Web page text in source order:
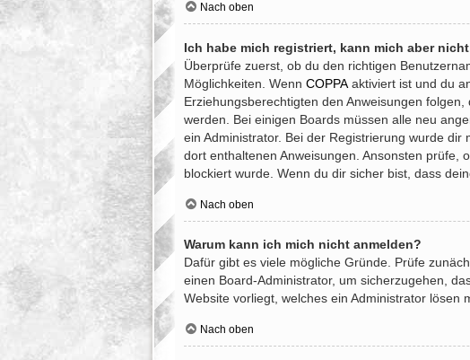
Nach oben
Ich habe mich registriert, kann mich aber
Überprüfe zuerst, ob du den richtigen
Möglichkeiten. Wenn COPPA aktiviert ist und du
Erziehungsberechtigten den Anweisungen
werden. Bei einigen Boards müssen alle neu
ein Administrator. Bei der Registrierung wurde
dort enthaltenen Anweisungen. Ansonsten prüfe,
blockiert wurde. Wenn du dir sicher bist, dass
Nach oben
Warum kann ich mich nicht anmelden?
Dafür gibt es viele mögliche Gründe. Prüfe
einen Board-Administrator, um sicherzugehen,
Website vorliegt, welches ein Administrator lösen
Nach oben